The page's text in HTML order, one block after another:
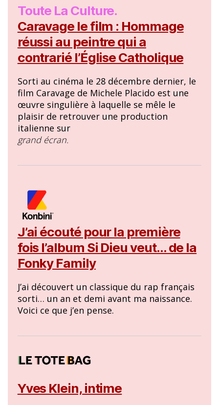
Toute La Culture.
Caravage le film : Hommage
réussi au peintre qui a
contrarié l’Église Catholique
Sorti au cinéma le 28 décembre dernier, le
film Caravage de Michele Placido est une
œuvre singulière à laquelle se mêle le
plaisir de retrouver une production
italienne sur
grand écran.
J’ai écouté pour la première
fois l’album Si Dieu veut… de la
Fonky Family
J’ai découvert un classique du rap français
sorti… un an et demi avant ma naissance.
Voici ce que j’en pense.
Yves Klein, intime